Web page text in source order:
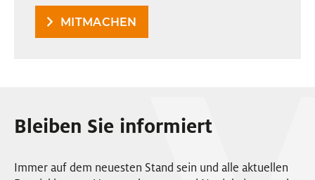
MITMACHEN
Bleiben Sie informiert
Immer auf dem neuesten Stand sein und alle aktuellen